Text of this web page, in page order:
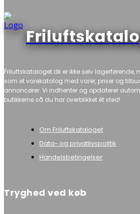
Friluftskataloget.dk er ikke selv lagerførende,
som et varekatalog med varer, priser og
annoncører. Vi indhenter og opdaterer
butikkerne så du har overblikket ét sted!
Om Friluftskataloget
Data- og privatlivspolitik
Handelsbetingelser
Tryghed ved køb